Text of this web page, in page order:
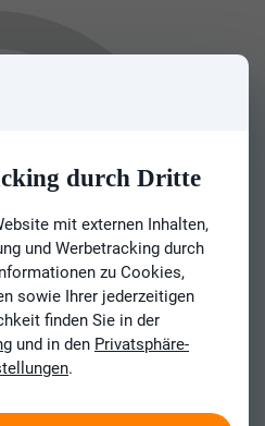
durch Dritte
mit externen Inhalten,
und Werbetracking durch
zu Cookies,
sowie Ihrer jederzeitigen
finden Sie in der
und in den Privatsphäre-
.